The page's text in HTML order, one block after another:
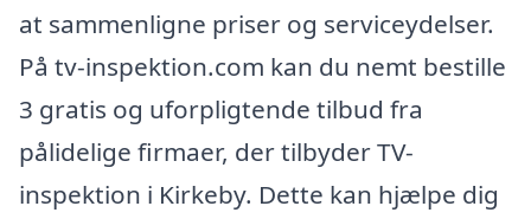
at sammenligne priser og serviceydelser.
På tv-inspektion.com kan du nemt bestille
3 gratis og uforpligtende tilbud fra
pålidelige firmaer, der tilbyder TV-
inspektion i Kirkeby. Dette kan hjælpe dig